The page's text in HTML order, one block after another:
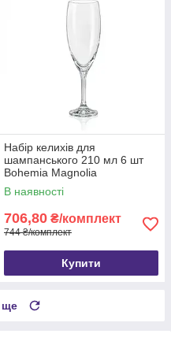
Набір келихів для
шампанського 210 мл 6 шт
Bohemia Magnolia
b40934/210
В наявності
706,80 ₴/комплект
744 ₴/комплект
Купити
ще